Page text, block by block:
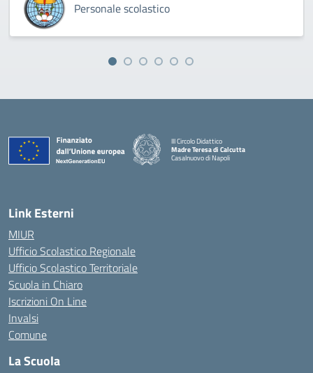
Personale scolastico
III Circolo Didattico
Madre Teresa di Calcutta
Casalnuovo di Napoli
— Visita la pagina iniziale della scuola
Link Esterni
MIUR
Ufficio Scolastico Regionale
Ufficio Scolastico Territoriale
Scuola in Chiaro
Iscrizioni On Line
Invalsi
Comune
La Scuola